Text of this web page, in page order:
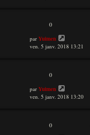
0
par Yuimen
ven. 5 janv. 2018 13:21
0
par Yuimen
ven. 5 janv. 2018 13:20
0